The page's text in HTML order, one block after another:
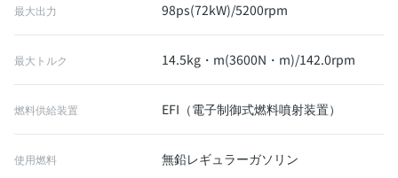
最大出力 98ps(72kW)/5200rpm
最大トルク 14.5kg・m(3600N・m)/142.0rpm
燃料供給装置 EFI（電子制御式燃料噴射装置）
使用燃料 無鉛レギュラーガソリン